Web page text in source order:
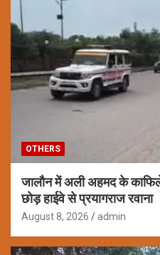
OTHERS
जालौन में अली अहमद के
छोड़ हाईवे से प्रयागराज रवाना
August 8, 2026 admin